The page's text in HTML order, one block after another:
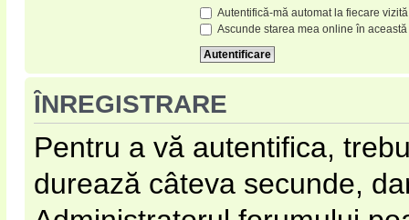
Autentifică-mă automat la fiecare vizită
Ascunde starea mea online în
ÎNREGISTRARE
Pentru a vă autentifica,
durează câteva secunde,